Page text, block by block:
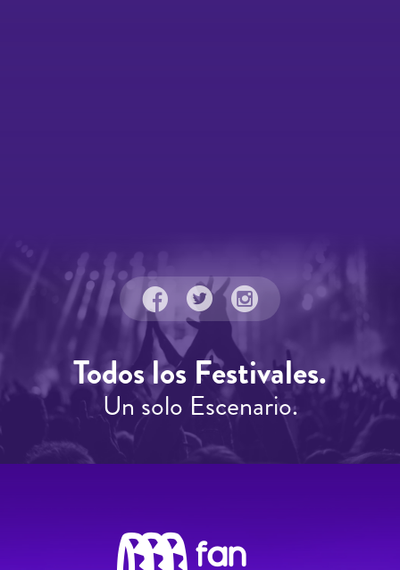
Todos los Festivales.
Un solo Escenario.